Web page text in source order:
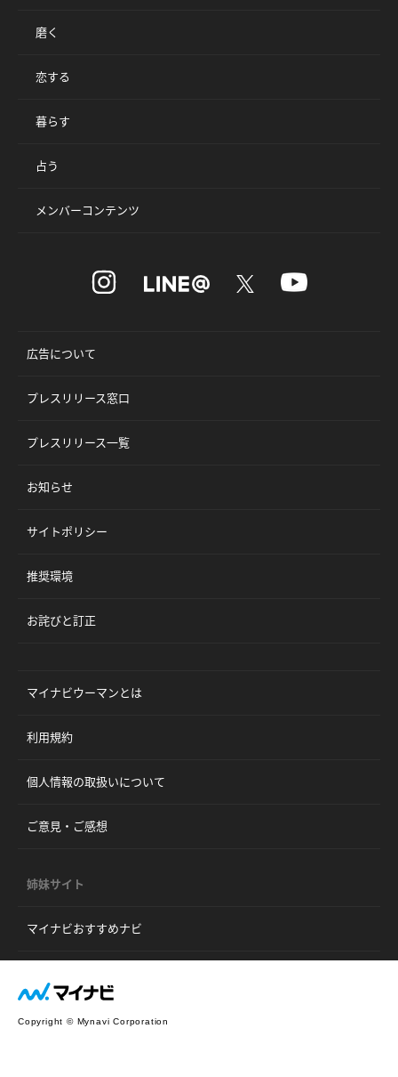
磨く
恋する
暮らす
占う
メンバーコンテンツ
広告について
プレスリリース窓口
プレスリリース一覧
お知らせ
サイトポリシー
推奨環境
お詫びと訂正
マイナビウーマンとは
利用規約
個人情報の取扱いについて
ご意見・ご感想
姉妹サイト
マイナビおすすめナビ
Copyright © Mynavi Corporation